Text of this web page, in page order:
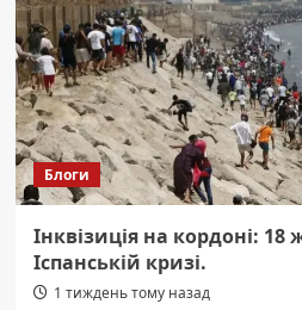
лишних
ограничений
Блоги
Інквізиція на кордоні: 18
Іспанській кризі.
1 тиждень тому назад